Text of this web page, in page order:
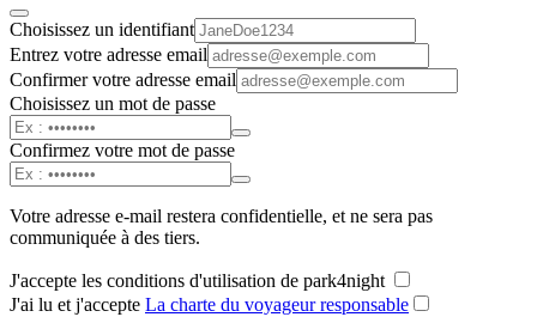
Choisissez un identifiant
Entrez votre adresse email
Confirmer votre adresse email
Choisissez un mot de passe
Confirmez votre mot de passe
Votre adresse e-mail restera confidentielle, et ne sera pas
communiquée à des tiers.
J'accepte les conditions d'utilisation de park4night
J'ai lu et j'accepte La charte du voyageur responsable